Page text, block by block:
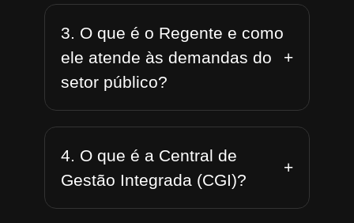
3. O que é o Regente e como
ele atende às demandas do
setor público?
+
4. O que é a Central de
Gestão Integrada (CGI)?
+